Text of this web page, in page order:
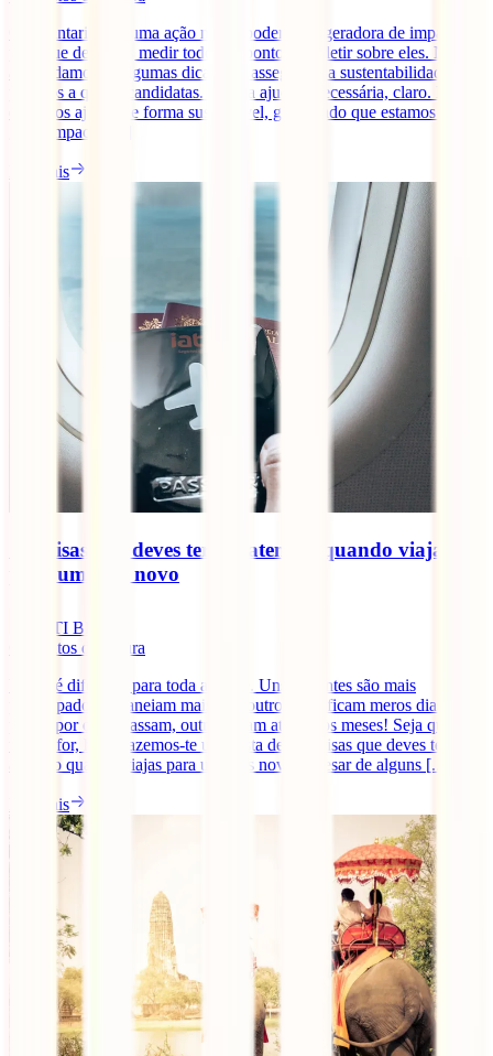
O voluntariado é uma ação muito poderosa e geradora de impacto,
pelo que devemos medir todos os pontos e refletir sobre eles. Neste
artigo damos-te algumas dicas que assegurem a sustentabilidade dos
projetos a que te candidatas. Toda a ajuda é necessária, claro. Mas
devemos ajudar de forma sustentável, garantindo que estamos a
gerar impacto [...]
Ler mais
15 coisas que deves ter em atenção quando viajas
para um país novo
IATI Blog
minutos de leitura
Viajar é diferente para toda a gente. Uns viajantes são mais
preocupados e planeiam mais que outros, uns ficam meros dias nos
países por onde passam, outros ficam até vários meses! Seja quanto
tempo for, hoje trazemos-te uma lista de 15 coisas que deves ter
atenção quando viajas para um país novo. Apesar de alguns [...]
Ler mais